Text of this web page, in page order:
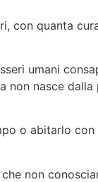
con quanta
umani
non nasce
o abitarlo con
non